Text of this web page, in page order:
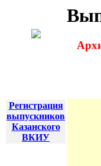
Регистрация
выпускников
Казанского
ВКИУ